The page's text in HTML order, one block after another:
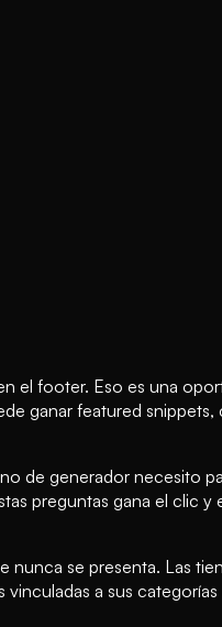
el footer. Eso es una
ganar featured snippets,
de generador necesito
preguntas gana el clic
se presenta. Las
a sus